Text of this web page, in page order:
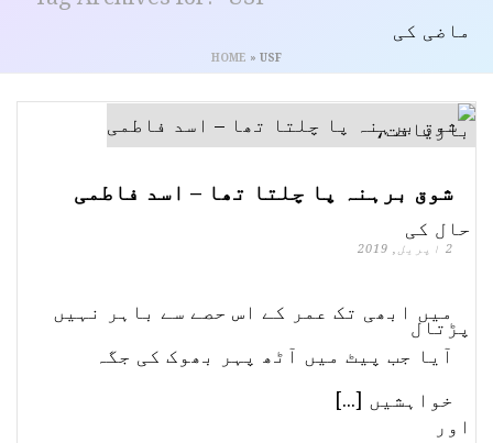
HOME » USF
شوق برہنہ پا چلتا تھا – اسد فاطمی
2 اپریل, 2019
میں ابھی تک عمر کے اس حصے سے باہر نہیں
آیا جب پیٹ میں آٹھ پہر بھوک کی جگہ
خواہشیں [...]